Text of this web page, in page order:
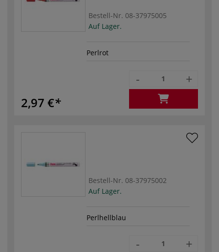
Bestell-Nr. 08-37975005
Auf Lager.
Perlrot
2,97 €
- +
Bestell-Nr. 08-37975002
Auf Lager.
Perlhellblau
- +